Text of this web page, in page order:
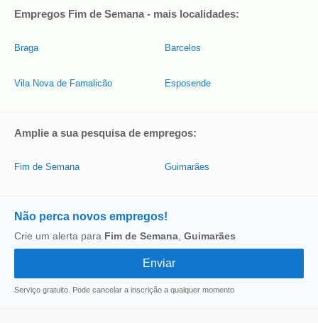
Empregos Fim de Semana - mais localidades:
Braga
Vila Nova de Famalicão
Barcelos
Esposende
Amplie a sua pesquisa de empregos:
Fim de Semana Guimarães
Não perca novos empregos!
Crie um alerta para Fim de Semana Guimarães
Serviço gratuito. Pode cancelar a inscrição a qualquer momento